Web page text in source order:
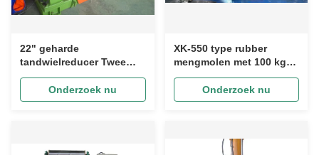
22" geharde
tandwielreducer Twee
rollen rubber mixing mill
machine voor rubber
compounding ISO
Onderzoek nu
XK-550 type rubber
mengmolen met 100 kg
batchcapaciteit en 1500
mm walslengte
Onderzoek nu